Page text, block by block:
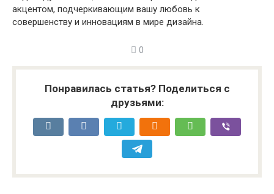
акцентом, подчеркивающим вашу любовь к
совершенству и инновациям в мире дизайна.
0
Понравилась статья? Поделиться с
друзьями: